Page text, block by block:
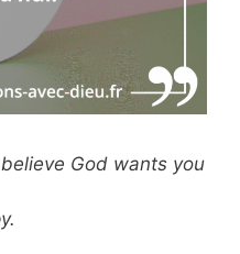
God wants you